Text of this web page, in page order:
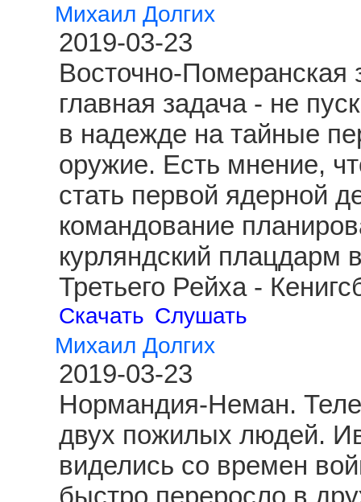
Михаил Долгих
2019-03-23
Восточно-Померанская
главная задача - не
в надежде на тайные
оружие. Есть мнение,
стать первой ядерной
командование
курляндский плацдарм
Третьего Рейха -
Скачать Слушать
Михаил Долгих
2019-03-23
Нормандия-Неман.
двух пожилых людей.
виделись со времен
быстро переросло в